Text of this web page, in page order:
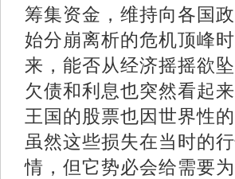
筹集资金，维持向各国
始分崩离析的危机顶峰
来，能否从经济摇摇欲
欠债和利息也突然看起
王国的股票也因世界性
虽然这些损失在当时的
情，但它势必会给需